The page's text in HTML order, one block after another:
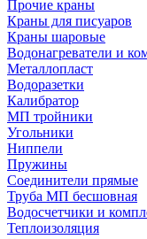
Прочие краны
Краны для писуаров
Краны шаровые
Водонагреватели и
Металлопласт
Водоразетки
Калибратор
МП тройники
Угольники
Ниппели
Пружины
Соединители прямые
Труба МП бесшовная
Водосчетчики и
Теплоизоляция